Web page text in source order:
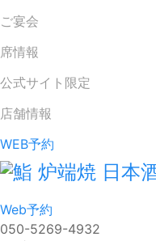
ご宴会
席情報
公式サイト限定
店舗情報
WEB予約
Web予約
050-5269-4932